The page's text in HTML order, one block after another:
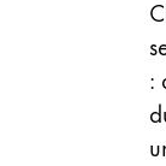
Cette
South Africa
Asie-
: